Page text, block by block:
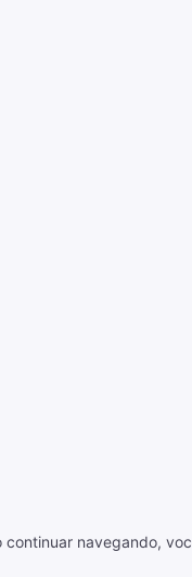
continuar navegando,